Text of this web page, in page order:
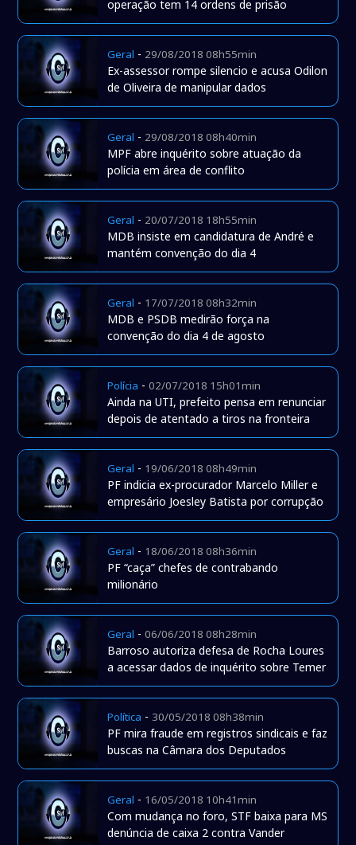
operação tem 14 ordens de prisão
Geral - 29/08/2018 08h55min
Ex-assessor rompe silencio e acusa Odilon
de Oliveira de manipular dados
Geral - 29/08/2018 08h40min
MPF abre inquérito sobre atuação da
polícia em área de conflito
Geral - 20/07/2018 18h55min
MDB insiste em candidatura de André e
mantém convenção do dia 4
Geral - 17/07/2018 08h32min
MDB e PSDB medirão força na
convenção do dia 4 de agosto
Polícia -02/07/2018 15h01min
Ainda na UTI, prefeito pensa em renunciar
depois de atentado a tiros na fronteira
Geral - 19/06/2018 08h49min
PF indicia ex-procurador Marcelo Miller e
empresário Joesley Batista por corrupção
Geral - 18/06/2018 08h36min
PF “caça” chefes de contrabando
milionário
Geral -06/06/2018 08h28min
Barroso autoriza defesa de Rocha Loures
a acessar dados de inquérito sobre Temer
Política - 30/05/2018 08h38min
PF mira fraude em registros sindicais e faz
buscas na Câmara dos Deputados
Geral - 16/05/2018 10h41min
Com mudança no foro, STF baixa para MS
denúncia de caixa 2 contra Vander